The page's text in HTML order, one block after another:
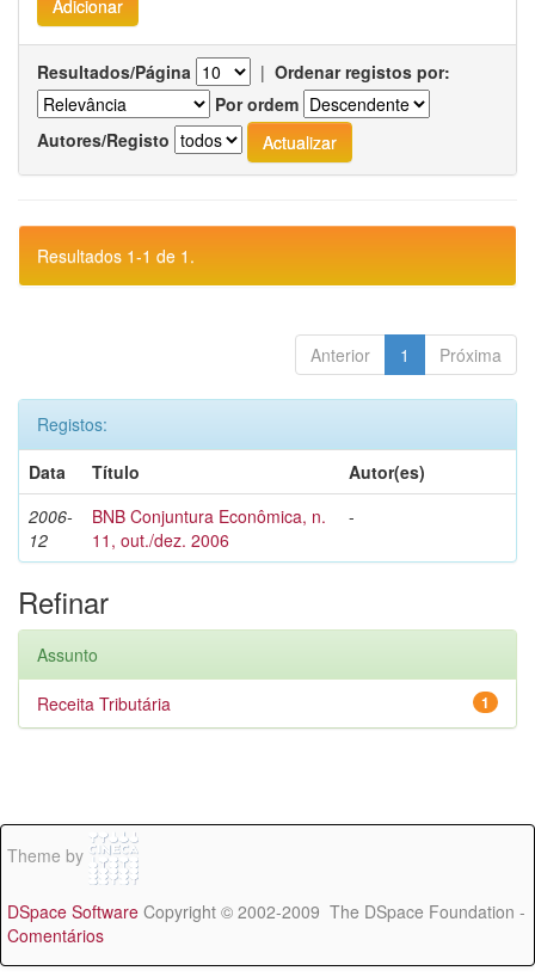
Resultados/Página | Ordenar registos por:
Por ordem
Autores/Registo
Resultados 1-1 de 1.
Anterior 1 Próxima
Registos:
Data
Título
Autor(es)
2006-
12
BNB Conjuntura Econômica, n.
11, out./dez. 2006
-
Refinar
Assunto
1
Receita Tributária
Theme by
DSpace Software Copyright © 2002-2009 The DSpace Foundation -
Comentários